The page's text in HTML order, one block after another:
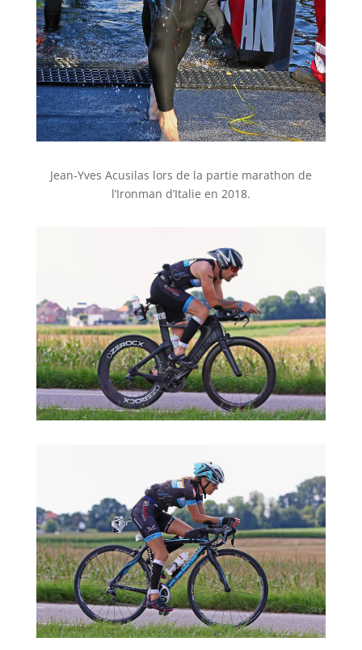
Jean-Yves Acusilas lors de la partie marathon de
l’Ironman d’Italie en 2018.